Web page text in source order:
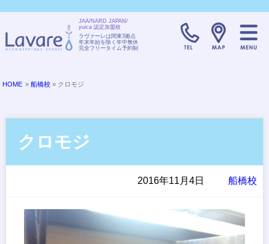
JAA/NARD JAPAN/
yuica 認定加盟校
ラヴァーレは関東3拠点
年末年始を除く年中無休
完全フリータイム予約制
TELL:0120-
HOME »船橋校 » クロモジ
クロモジ
船橋校
2016年11月4日